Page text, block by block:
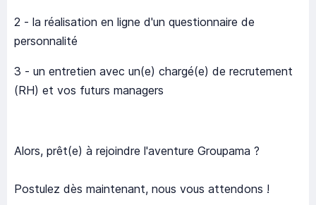
2 - la réalisation en ligne d'un questionnaire de
personnalité
3 - un entretien avec un(e) chargé(e) de recrutement
(RH) et vos futurs managers
Alors, prêt(e) à rejoindre l'aventure Groupama ?
Postulez dès maintenant, nous vous attendons !